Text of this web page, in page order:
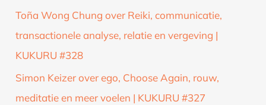
Toña Wong Chung over Reiki, communicatie,
transactionele analyse, relatie en vergeving |
KUKURU #328
Simon Keizer over ego, Choose Again, rouw,
meditatie en meer voelen | KUKURU #327